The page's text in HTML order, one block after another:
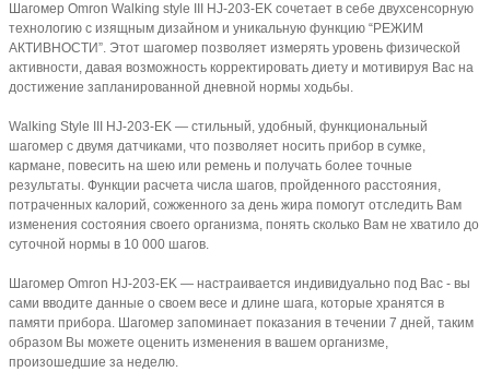
Шагомер Omron Walking style III HJ-203-EK сочетает в себе двухсенсорную
технологию с изящным дизайном и уникальную функцию “РЕЖИМ
АКТИВНОСТИ”. Этот шагомер позволяет измерять уровень физической
активности, давая возможность корректировать диету и мотивируя Вас на
достижение запланированной дневной нормы ходьбы.
Walking Style III HJ-203-EK — cтильный, удобный, функциональный
шагомер с двумя датчиками, что позволяет носить прибор в сумке,
кармане, повесить на шею или ремень и получать более точные
результаты. Функции расчета числа шагов, пройденного расстояния,
потраченных калорий, сожженного за день жира помогут отследить Вам
изменения состояния своего организма, понять сколько Вам не хватило до
суточной нормы в 10 000 шагов.
Шагомер Omron HJ-203-EK — настраивается индивидуально под Вас - вы
сами вводите данные о своем весе и длине шага, которые хранятся в
памяти прибора. Шагомер запоминает показания в течении 7 дней, таким
образом Вы можете оценить изменения в вашем организме,
произошедшие за неделю.